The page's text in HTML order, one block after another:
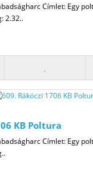
Címlet: Egy
2.32..
KB Poltura
Címlet: Egy